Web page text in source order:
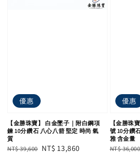
優惠
【金勝珠寶】 白金墜子｜附白鋼項
鍊 10分鑽石 八心八箭 堅定 時尚 氣
質
Regular
NT$ 39,600 Sale
NT$ 13,860
優惠
【金勝珠
號 10分鑽
雅 含金量
Regular
NT$ 36,000